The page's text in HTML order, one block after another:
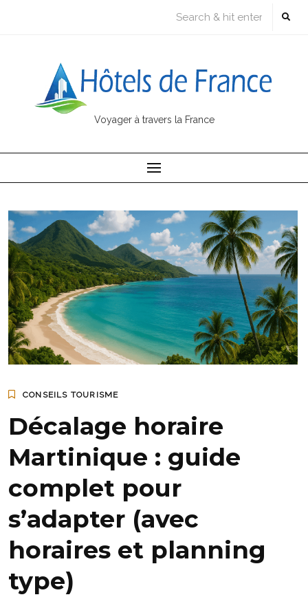
Voyager à travers la France
CONSEILS TOURISME
Décalage horaire
Martinique : guide
complet pour
s’adapter (avec
horaires et planning
type)